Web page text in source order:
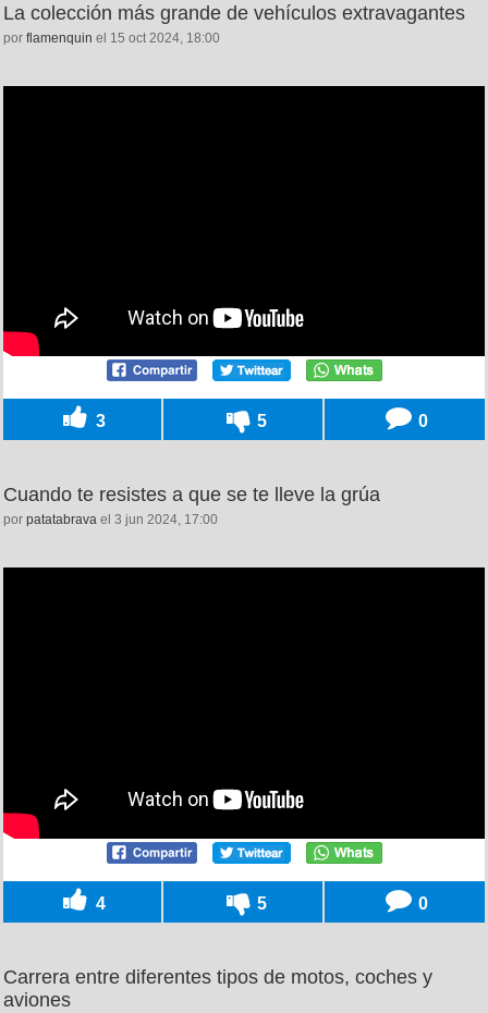
La colección más grande de vehículos extravagantes
por flamenquin el 15 oct 2024, 18:00
3 5 0
Cuando te resistes a que se te lleve la grúa
por patatabrava el 3 jun 2024, 17:00
4 5 0
Carrera entre diferentes tipos de motos, coches y
aviones